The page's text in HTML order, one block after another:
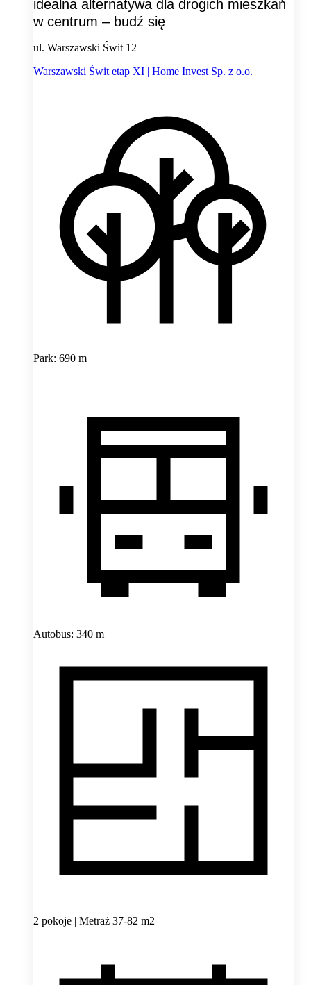
idealna alternatywa dla drogich mieszkań
w centrum – budź się
ul. Warszawski Świt 12
Warszawski Świt etap XI | Home Invest Sp. z o.o.
Park: 690 m
Autobus: 340 m
2 pokoje | Metraż 37-82 m2